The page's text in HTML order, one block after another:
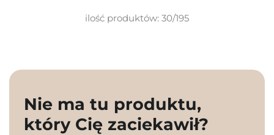
ilość produktów: 30/195
Nie ma tu produktu,
który Cię zaciekawił?